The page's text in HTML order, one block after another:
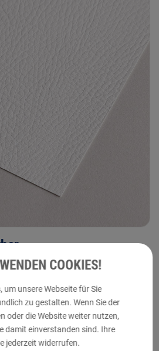
sorgt für ein luxuriöses
die wesentlich günstiger
Echtleder ist.
Ledersimulationen, bedrucktes
COOKIES!
um unsere Webseite für Sie
zu gestalten. Wenn Sie der
oder die Website weiter nutzen,
damit einverstanden sind. Ihre
jederzeit widerrufen.